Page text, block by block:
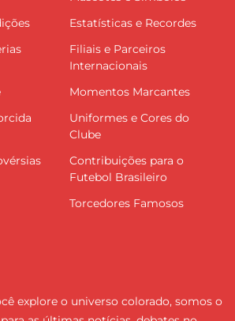
Estatísticas e Recordes
Filiais e Parceiros
Internacionais
Momentos Marcantes
Uniformes e Cores do
Clube
Contribuições para o
Futebol Brasileiro
Torcedores Famosos
explore o universo colorado, somos o